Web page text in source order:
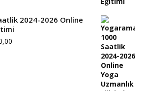
-
₺ 7.000,00
2024-2026 Online